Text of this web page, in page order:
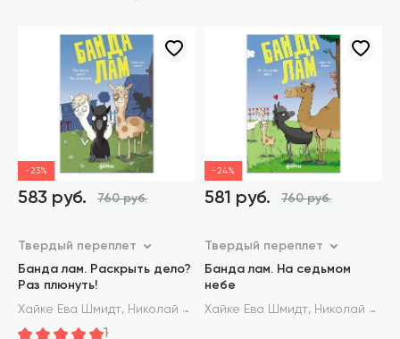
-23%
583 руб. 760 руб.
Твердый переплет
Банда лам. Раскрыть дело?
Раз плюнуть!
Хайке Ева Шмидт, Николай Ренгер
1
-24%
581 руб. 760 руб.
Твердый переплет
Банда лам. На седьмом
небе
Хайке Ева Шмидт, Николай Ренгер